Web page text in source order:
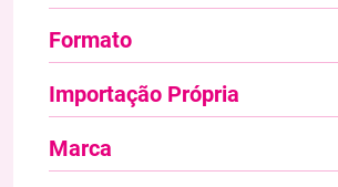
Formato
Importação Própria
Marca